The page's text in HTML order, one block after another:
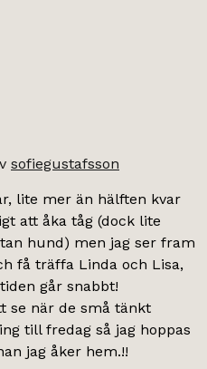
sofiegustafsson
lite mer än hälften kvar
att åka tåg (dock lite
hund) men jag ser fram
få träffa Linda och Lisa,
går snabbt!
se när de små tänkt
till fredag så jag hoppas
jag åker hem.!!